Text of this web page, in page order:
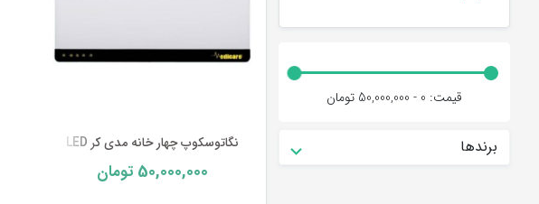
قیمت: 0 - 50,000,000 تومان
برندها نگاتوسکوپ چهار خانه مدی کر LED
50,000,000 تومان